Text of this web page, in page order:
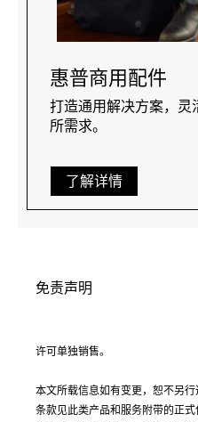
惠普商用配件
打造通用解决方案，灵
所需求。
了解详情
免责声明
许可单独销售。
本文所载信息如有变更，恕不另
条款见此类产品和服务附带的正